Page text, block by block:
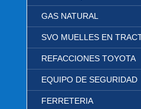
GAS NATURAL
SVO MUELLES EN
REFACCIONES TOYOTA
EQUIPO DE SEGURIDAD
FERRETERIA